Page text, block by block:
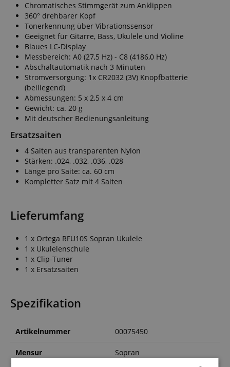
Chromatisches Stimmgerät zum Anklippen
360° drehbarer Kopf
Tonerkennung über Vibrationssensor
Geeignet für Gitarre, Bass, Ukulele und Violine
Blaues LC-Display
Messbereich: A0 (27,5 Hz) - C8 (4186,0 Hz)
Abschaltautomatik nach 3 Minuten
Stromversorgung: 1x CR2032 (3V) Knopfbatterie
(beiliegend)
Abmessungen: 5 x 2,5 x 4 cm
Gewicht: ca. 20 g
Mit deutscher Bedienungsanleitung
Ersatzsaiten
4 Saiten aus transparenten Nylon
Stärken: .024, .032, .036, .028
Länge pro Saite: ca. 60 cm
Kompletter Satz mit 4 Saiten
Lieferumfang
1 x Ortega RFU10S Sopran Ukulele
1 x Ukulelenschule
1 x Clip-Tuner
1 x Ersatzsaiten
Spezifikation
Artikelnummer 00075450
Mensur Sopran